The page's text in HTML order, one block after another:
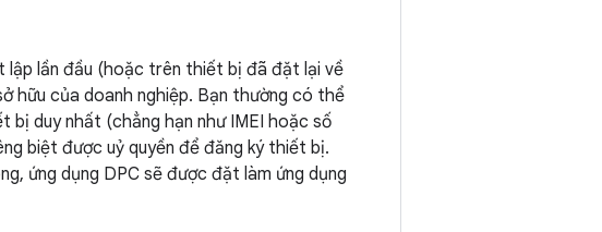
lần đầu (hoặc trên thiết bị đã đặt lại về
hữu của doanh nghiệp. Bạn thường có thể
bị duy nhất (chẳng hạn như IMEI hoặc số
biệt được uỷ quyền để đăng ký thiết bị.
ứng dụng DPC sẽ được đặt làm ứng dụng